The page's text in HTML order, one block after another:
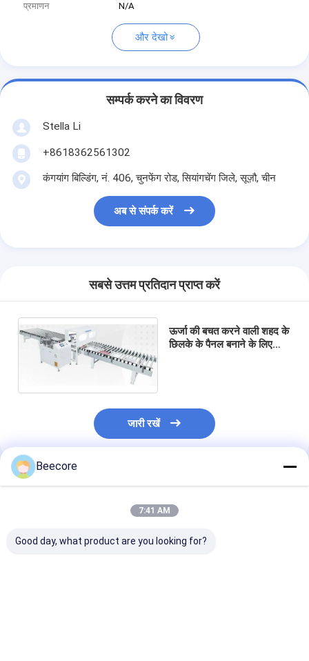
प्रमाणन
N/A
और देखो
सम्पर्क करने का विवरण
Stella Li
+8618362561302
कंगयांग बिल्डिंग, नं. 406, चुनफेंग रोड, सियांगचेंग जिले, सूज़ौ, चीन
अब से संपर्क करें
सबसे उत्तम प्रतिदान प्राप्त करें
ऊर्जा की बचत करने वाली शहद के
छिलके के पैनल बनाने के लिए
जारी रखें
अनुशंसित उत्पाद
Beecore
7:41 AM
Good day, what product are you looking for?